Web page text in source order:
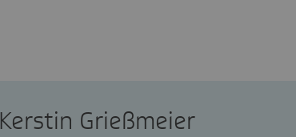
Kerstin Grießmeier